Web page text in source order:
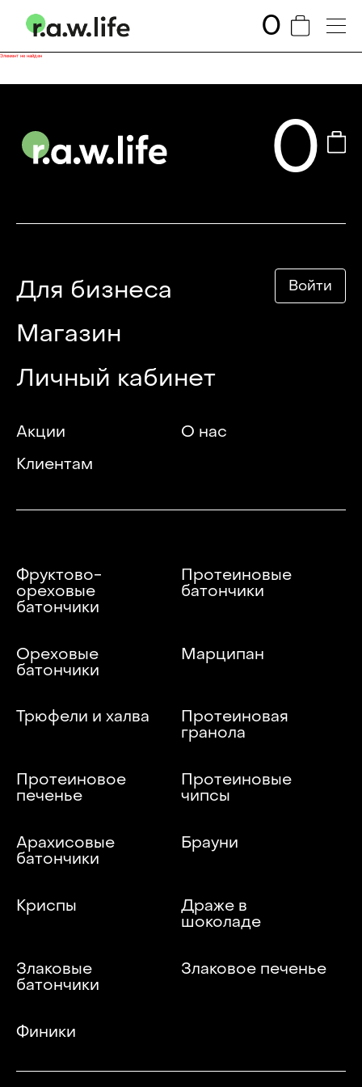
0
Элемент не найден
0
Личный кабинет
Магазин
Для бизнеса Войти
Акции
О нас
Клиентам
Фруктово-
ореховые
батончики
Протеиновые
батончики
Ореховые
батончики
Марципан
Трюфели и халва
Протеиновая
гранола
Протеиновое
печенье
Протеиновые
чипсы
Арахисовые
батончики
Брауни
Криспы
Драже в
шоколаде
Злаковые
батончики
Злаковое печенье
Финики